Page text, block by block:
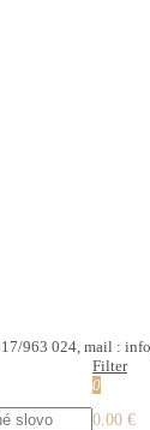
963 024, mail :
Filter
0
0.00 €